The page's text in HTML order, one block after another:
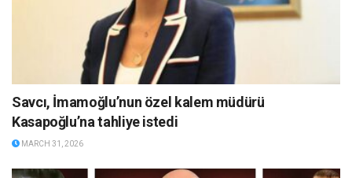
Savcı, İmamoğlu’nun özel kalem müdürü
Kasapoğlu’na tahliye istedi
MARCH 31, 2026